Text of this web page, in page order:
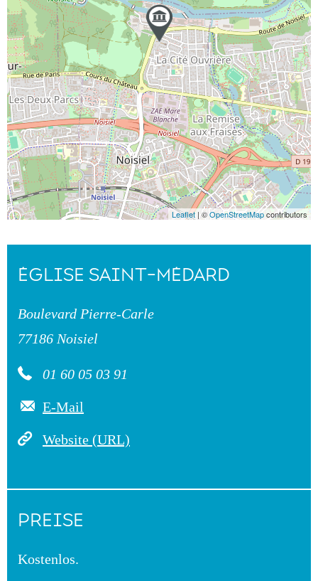
Leaflet| ©OpenStreetMapcontributors
ÉGLISE SAINT-MÉDARD
Boulevard Pierre-Carle
77186 Noisiel
01 60 05 03 91
E-Mail
Website (URL)
PREISE
Kostenlos.